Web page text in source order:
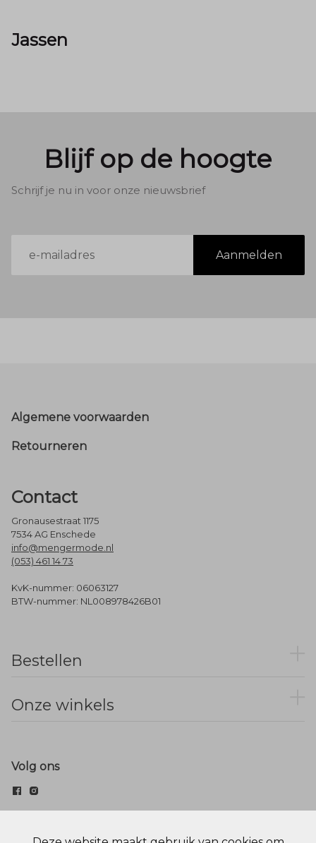
Jassen
Blijf op de hoogte
Schrijf je nu in voor onze nieuwsbrief
mailadres
Aanmelden
Footer
Algemene voorwaarden
Retourneren
Contact
Gronausestraat 1175
7534 AG Enschede
info@mengermode.nl
(053) 461 14 73
KvK-nummer: 06063127
BTW-nummer: NL008978426B01
Bestellen
Onze winkels
Volg ons